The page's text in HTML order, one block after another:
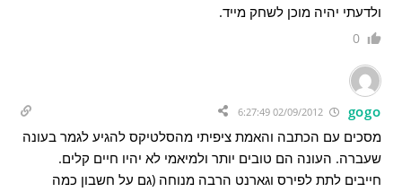
ולדעתי יהיה מוכן לשחק מייד.
0
gogo
02/09/2012 6:27:49
מסכים עם הכתבה והאמת ציפיתי מהסלטיקס להגיע לגמר בעונה
שעברה. העונה הם טובים יותר ולמיאמי לא יהיו חיים קלים.
חייבים לתת לפירס וגארנט הרבה מנוחה (גם על חשבון כמה